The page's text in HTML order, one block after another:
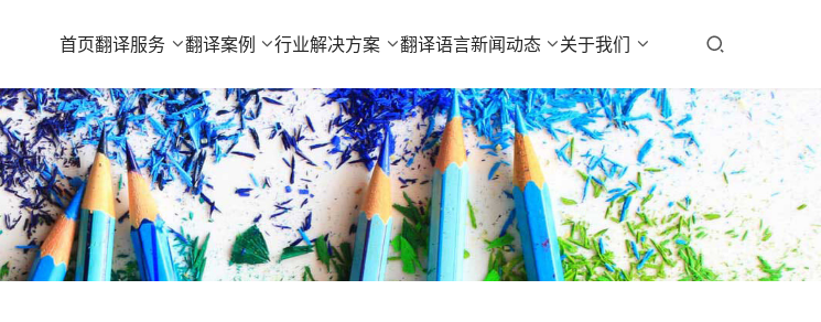
首页翻译服务 翻译案例 行业解决方案 翻译语言新闻动态 关于我们